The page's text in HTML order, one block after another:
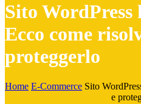
Sito WordPress
Ecco come
proteggerlo
Home E-Commerce Sito
e